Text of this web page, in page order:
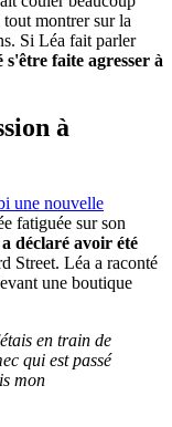
tout montrer sur la
Si Léa fait parler
faite agresser à
à
une nouvelle
fatiguée sur son
déclaré avoir été
Street. Léa a raconté
une boutique
en train de
qui est passé
mon